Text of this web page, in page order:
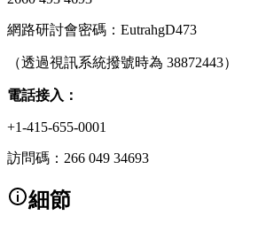
網路研討會密碼：EutrahgD473
（透過視訊系統撥號時為 38872443）
電話接入：
+1-415-655-0001
訪問碼：266 049 34693
細節